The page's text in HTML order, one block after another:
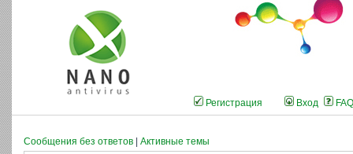
Регистрация Вход FAQ
Сообщения без ответов Активные темы